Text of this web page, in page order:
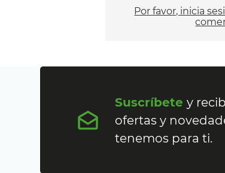
Por favor, inicia
Suscríbetey
ofertas y
tenemos para ti.